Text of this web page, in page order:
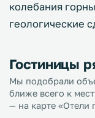
колебания
геологические
Гостиницы
Мы подобрали
ближе всего к
— на карте «Отели